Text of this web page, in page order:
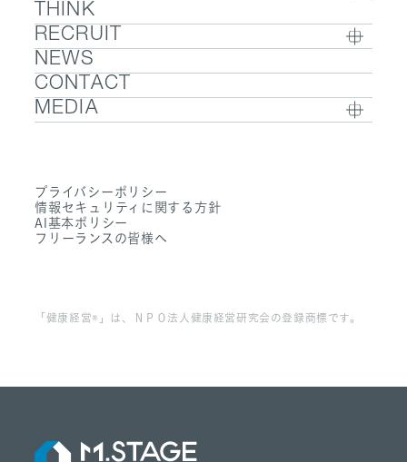
- ウェルビーイング
- 医療人材
- 医業承継M&A
COMPANY TOP / グループ代表挨拶・会社概
要
- グループ企業一覧・事業拠点
- 数字で見るエムステージグループ
THINK
RECRUIT
RECRUIT TOP
- 採用メッセージ
- 社内制度
- 働く環境
- FAQ
NEWS
CONTACT
MEDIA
- Dr. アルなび
プライバシーポリシー
情報セキュリティに関する方針
AI基本ポリシー
フリーランスの皆様へ
「健康経営®」は、ＮＰＯ法人健康経営研究会の登録商標です。